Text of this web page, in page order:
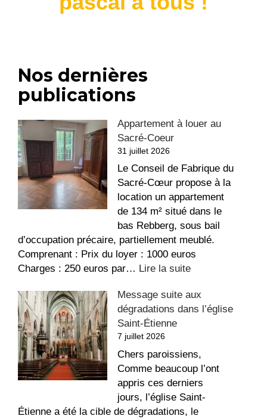
Nos dernières
publications
Appartement à louer au
Sacré-Coeur
31 juillet 2026
Le Conseil de Fabrique du
Sacré-Cœur propose à la
location un appartement
de 134 m² situé dans le
bas Rebberg, sous bail
d’occupation précaire, partiellement meublé.
Comprenant : Prix du loyer : 1000 euros
Charges : 250 euros par… Lire la suite:
à
louer
Coeur
Message suite aux
dégradations dans l’église
Saint-Étienne
7 juillet 2026
Chers paroissiens,
Comme beaucoup l’ont
appris ces derniers
jours, l’église Saint-
Étienne a été la cible de dégradations, le